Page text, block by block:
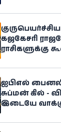
கஜகேசரி
ராசிகளுக்கு
ஐபிஎல்
சுப்மன் கில் -
இடையே
நடந்தது?